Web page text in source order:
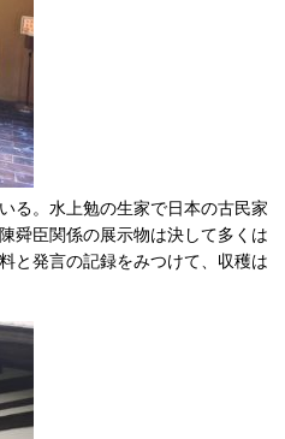
る。水上勉の生家で日本の古民家
舜臣関係の展示物は決して多くは
と発言の記録をみつけて、収穫は